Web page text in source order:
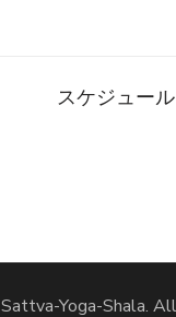
スケジュー
Sattva-Yoga-Shala.